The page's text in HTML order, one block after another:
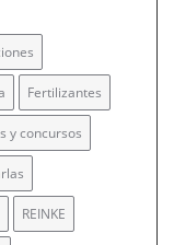
Fertilizantes
y concursos
REINKE